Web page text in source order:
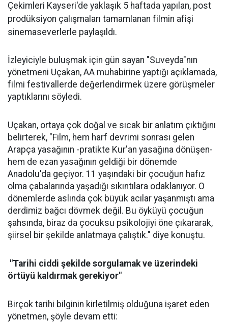
Çekimleri Kayseri'de yaklaşık 5 haftada yapılan, post
prodüksiyon çalışmaları tamamlanan filmin afişi
sinemaseverlerle paylaşıldı.
İzleyiciyle buluşmak için gün sayan "Suveyda"nın
yönetmeni Uçakan, AA muhabirine yaptığı açıklamada,
filmi festivallerde değerlendirmek üzere görüşmeler
yaptıklarını söyledi.
Uçakan, ortaya çok doğal ve sıcak bir anlatım çıktığını
belirterek, "Film, hem harf devrimi sonrası gelen
Arapça yasağının -pratikte Kur'an yasağına dönüşen-
hem de ezan yasağının geldiği bir dönemde
Anadolu'da geçiyor. 11 yaşındaki bir çocuğun hafız
olma çabalarında yaşadığı sıkıntılara odaklanıyor. O
dönemlerde aslında çok büyük acılar yaşanmıştı ama
derdimiz bağcı dövmek değil. Bu öyküyü çocuğun
şahsında, biraz da çocuksu psikolojiyi öne çıkararak,
şiirsel bir şekilde anlatmaya çalıştık." diye konuştu.
"Tarihi ciddi şekilde sorgulamak ve üzerindeki
örtüyü kaldırmak gerekiyor"
Birçok tarihi bilginin kirletilmiş olduğuna işaret eden
yönetmen, şöyle devam etti: